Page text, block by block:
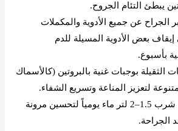
يبطئ التئام الجروح.
الجراح عن جميع الأدوية والمكملات
إيقاف بعض الأدوية المسيلة للدم
بأسبوع.
الثقيلة بوجبات غنية بالبروتين (كالأسماك
لتعزيز المناعة وتسريع الشفاء.
: احرص على شرب 1.5–2 لتر ماء يومياً لتحسين مرونة
الجراحة.